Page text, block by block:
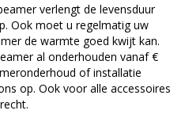
verlengt de levensduur
Ook moet u regelmatig uw
de warmte goed kwijt kan.
al onderhouden vanaf €
of installatie
op. Ook voor alle accessoires